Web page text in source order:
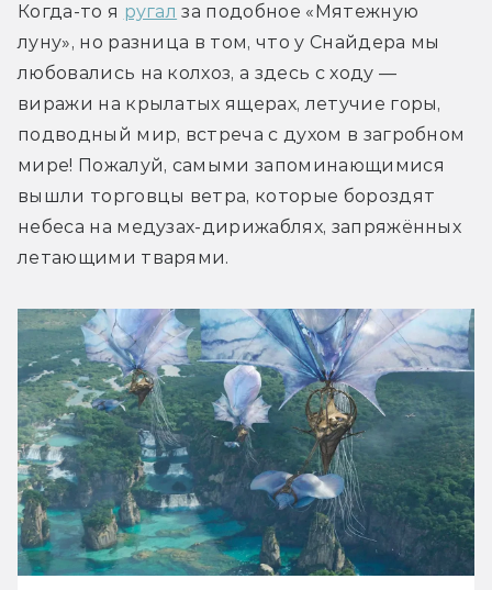
Когда-то я ругал за подобное «Мятежную
луну», но разница в том, что у Снайдера мы
любовались на колхоз, а здесь с ходу —
виражи на крылатых ящерах, летучие горы,
подводный мир, встреча с духом в загробном
мире! Пожалуй, самыми запоминающимися
вышли торговцы ветра, которые бороздят
небеса на медузах-дирижаблях, запряжённых
летающими тварями.